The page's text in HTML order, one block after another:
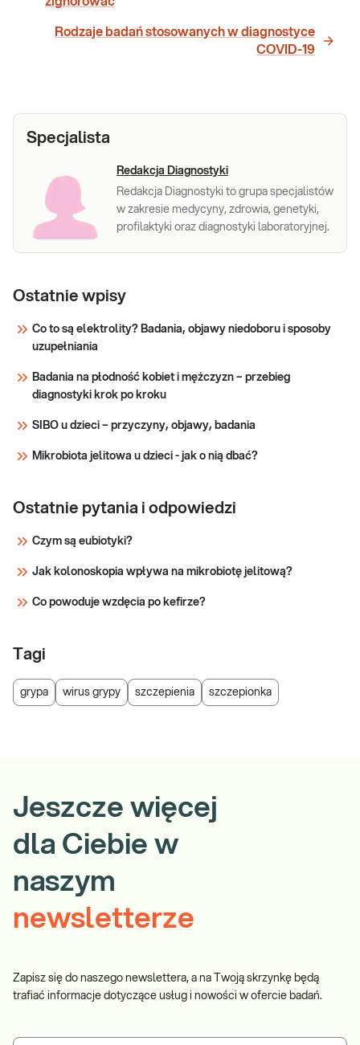
Rodzaje badań stosowanych w diagnostyce
COVID-19
Specjalista
Redakcja Diagnostyki
Redakcja Diagnostyki to grupa specjalistów
w zakresie medycyny, zdrowia, genetyki,
profilaktyki oraz diagnostyki laboratoryjnej.
Ostatnie wpisy
Co to są elektrolity? Badania, objawy niedoboru i sposoby
uzupełniania
Badania na płodność kobiet i mężczyzn – przebieg
diagnostyki krok po kroku
SIBO u dzieci – przyczyny, objawy, badania
Mikrobiota jelitowa u dzieci - jak o nią dbać?
Ostatnie pytania i odpowiedzi
Czym są eubiotyki?
Jak kolonoskopia wpływa na mikrobiotę jelitową?
Co powoduje wzdęcia po kefirze?
Tagi
grypa wirus grypy szczepienia szczepionka
Jeszcze więcej
dla Ciebie w
naszym
newsletterze
Zapisz się do naszego newslettera, a na Twoją skrzynkę będą
trafiać informacje dotyczące usług i nowości w ofercie badań.